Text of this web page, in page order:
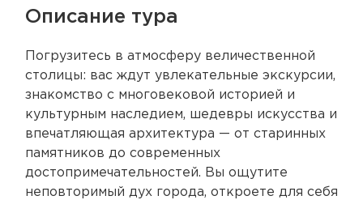
Описание тура
Погрузитесь в атмосферу величественной
столицы: вас ждут увлекательные экскурсии,
знакомство с многовековой историей и
культурным наследием, шедевры искусства и
впечатляющая архитектура — от старинных
памятников до современных
достопримечательностей. Вы ощутите
неповторимый дух города, откроете для себя